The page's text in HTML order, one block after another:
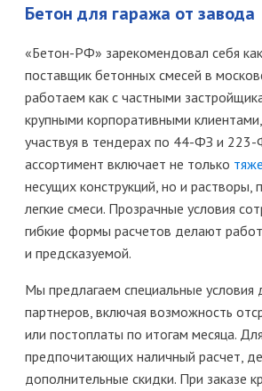
Бетон для гаража от завода
«Бетон-РФ» зарекомендовал себя
поставщик бетонных смесей в
работаем как с частными
крупными корпоративными
участвуя в тендерах по 44-ФЗ и
ассортимент включает не только
несущих конструкций, но и растворы,
легкие смеси. Прозрачные условия
гибкие формы расчетов делают
и предсказуемой.
Мы предлагаем специальные условия
партнеров, включая возможность
или постоплаты по итогам месяца.
предпочитающих наличный расчет,
дополнительные скидки. При заказе